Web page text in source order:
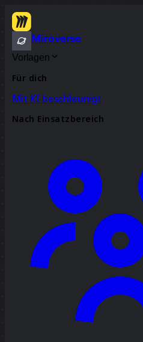
Miroverse
Vorlagen
Für dich
Mit KI beschleunigt
Nach Einsatzbereich